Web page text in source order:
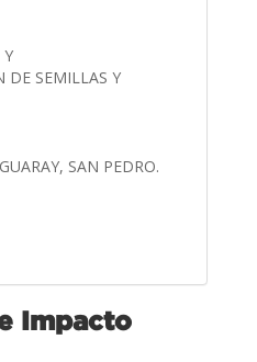
DE SEMILLAS Y
SAN PEDRO.
Impacto